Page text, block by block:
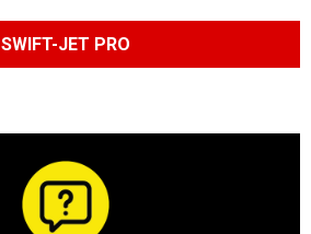
SWIFT-JET PRO